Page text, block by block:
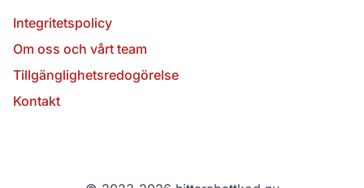
Integritetspolicy
Om oss och vårt team
Tillgänglighetsredogörelse
Kontakt